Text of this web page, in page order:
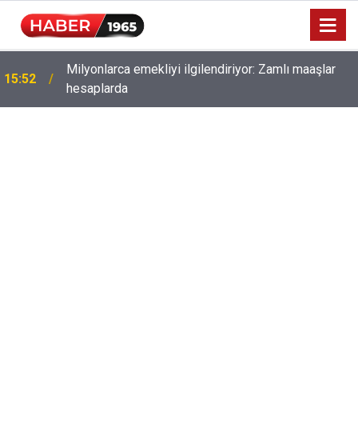
15:52
Milyonlarca emekliyi ilgilendiriyor: Zamlı maaşlar
hesaplarda